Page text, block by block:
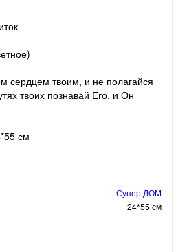
сердцем твоим, и не полагайся
твоих познавай Его, и Он
см
Супер ДОМ
24*55 см